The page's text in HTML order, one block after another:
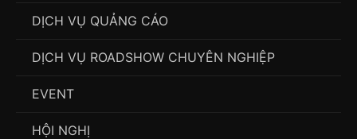
DỊCH VỤ QUẢNG CÁO
DỊCH VỤ ROADSHOW CHUYÊN NGHIỆP
EVENT
HỘI NGHỊ